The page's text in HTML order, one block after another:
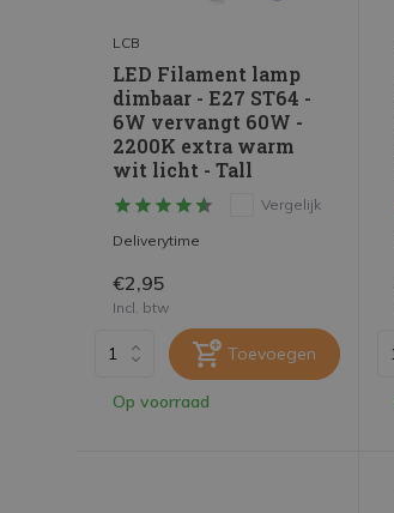
LCB
LED Filament lamp
dimbaar - E27 ST64 -
6W vervangt 60W -
2200K extra warm
wit licht - Tall
Vergelijk
Deliverytime
€2,95
Incl. btw
Toevoegen
Op voorraad